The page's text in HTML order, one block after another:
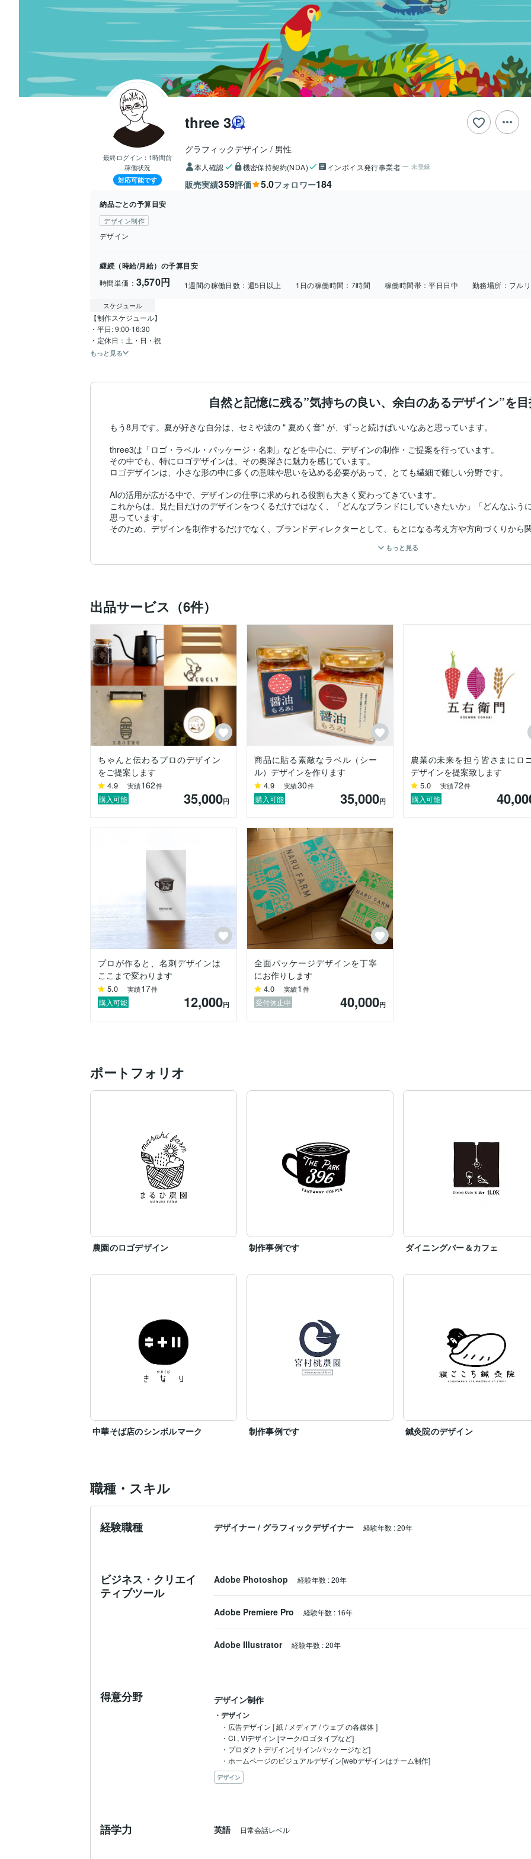
最終ログイン： 1時間前
稼働状況
対応可能です
three 3
グラフィックデザイン 男性
本人確認 機密保持契約(NDA) インボイス発行事業者 未登録
販売実績359評価 5.0フォロワー184
納品ごとの予算目安
デザイン制作
デザイン
継続（時給/月給）の予算目安
時間単価： 3,570円 1週間の稼働日数： 週5日以上 1日の稼働時間： 7時間 稼働時間帯：平日日中 勤務場所： フル
スケジュール
【制作スケジュール】
・平日: 9:00-16:30
・定休日：土・日・祝
もっと見る
自然と記憶に残る”気持ちの良い、余白のあるデザイン”を目
もう8月です。夏が好きな自分は、セミや波の " 夏めく音" が、ずっと続けばいいなあと思っています。
three3は「ロゴ・ラベル・パッケージ・名刺」などを中心に、デザインの制作・ご提案を行っています。
その中でも、特にロゴデザインは、その奥深さに魅力を感じています。
ロゴデザインは、小さな形の中に多くの意味や思いを込める必要があって、とても繊細で難しい分野です。
AIの活用が広がる中で、デザインの仕事に求められる役割も大きく変わってきています。
これからは、見た目だけのデザインをつくるだけではなく、「どんなブランドにしていきたいか」「どんなふう
思っています。
そのため、デザインを制作するだけでなく、ブランドディレクターとして、もとになる考え方や方向づくりから
デザインに関するご質問や疑問など、どうぞお気軽にお問い合わせ下さい。
・現在はフリーランスとして、商業デザイン全般の制作を行っています。
どうぞよろしくお願いいたします。
もっと見る
出品サービス（6件）
ちゃんと伝わるプロのデザイン
をご提案します
4.9 実績162件
購入可能 35,000円
商品に貼る素敵なラベル（シー
ル）デザインを作ります
4.9 実績30件
購入可能 35,000円
農業の未来を担う皆さまにロ
デザインを提案致します
5.0 実績72件
購入可能
プロが作ると、名刺デザインは
ここまで変わります
5.0 実績17件
購入可能 12,000円
全面パッケージデザインを丁寧
にお作りします
4.0 実績1 件
受付休止中 40,000円
ポートフォリオ
農園のロゴデザイン 制作事例です ダイニングバー＆カフェ
中華そば店のシンボルマーク 制作事例です 鍼灸院のデザイン
職種・スキル
経験職種 デザイナー / グラフィックデザイナー 経験年数 :20年
ビジネス・クリエイ
ティブツール
Adobe Photoshop 経験年数 :20年
Adobe Premiere Pro 経験年数 : 16年
Adobe Illustrator 経験年数 :20年
得意分野 デザイン制作
・デザイン
・広告デザイン [ 紙 / メディア / ウェブ の各媒体 ]
・CI , VIデザイン [マーク/ロゴ​タイプなど]
・プロダクトデザイン[ サイン/パッケージなど]​
・ホームページのビジュアルデザイン[webデザインはチーム制作]
デザイン
語学力 英語 日常会話レベル